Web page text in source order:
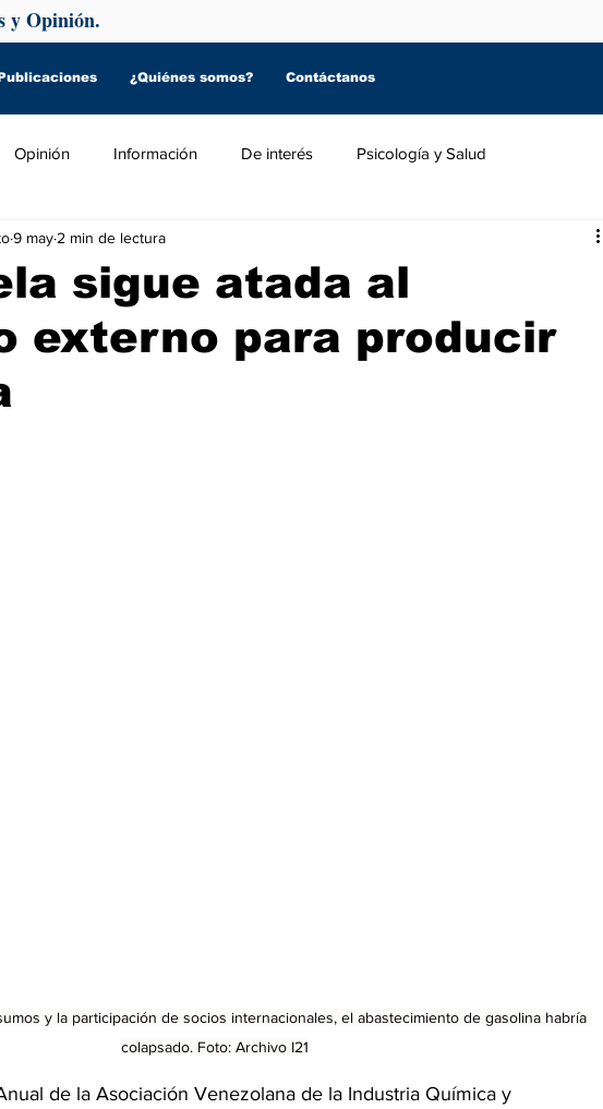
¿Quiénes somos? Contáctanos
y Opinión.
Opinión Información De interés Psicología y Salud
sigue atada al
externo para producir
9 may 2 min de lectura
y la participación de socios internacionales, el abastecimiento de gasolina habría
colapsado. Foto: Archivo I21
de la Asociación Venezolana de la Industria Química y